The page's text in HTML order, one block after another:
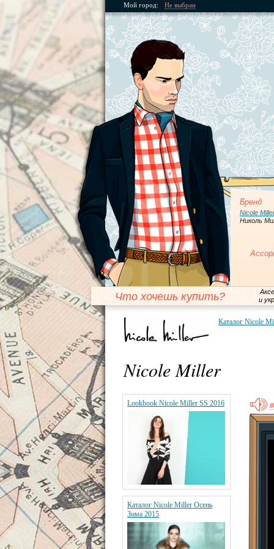
Мой город: Не выбран
Бренд
Nicole
Николь
Что хочешь купить?
и
Каталог Nicole
Nicole Miller
Lookbook Nicole Miller SS 2016
Каталог Nicole Miller Осень
Зима 2015